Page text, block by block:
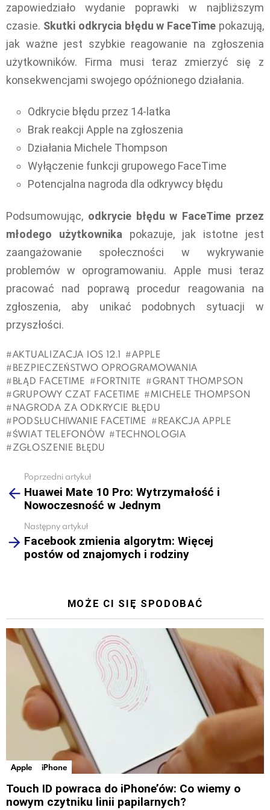
zapowiedziało wydanie poprawki w najbliższym
czasie. Skutki odkrycia błędu w FaceTime pokazują,
jak ważne jest szybkie reagowanie na zgłoszenia
użytkowników. Firma musi teraz zmierzyć się z
konsekwencjami swojego opóźnionego działania.
Odkrycie błędu przez 14-latka
Brak reakcji Apple na zgłoszenia
Działania Michele Thompson
Wyłączenie funkcji grupowego FaceTime
Potencjalna nagroda dla odkrywcy błędu
Podsumowując, odkrycie błędu w FaceTime przez
młodego użytkownika pokazuje, jak istotne jest
zaangażowanie społeczności w wykrywanie
problemów w oprogramowaniu. Apple musi teraz
pracować nad poprawą procedur reagowania na
zgłoszenia, aby unikać podobnych sytuacji w
przyszłości.
AKTUALIZACJA IOS 12.1
APPLE
BEZPIECZEŃSTWO OPROGRAMOWANIA
BŁĄD FACETIME
FORTNITE
GRANT THOMPSON
GRUPOWY CZAT FACETIME
MICHELE THOMPSON
NAGRODA ZA ODKRYCIE BŁĘDU
PODSŁUCHIWANIE FACETIME
REAKCJA APPLE
ŚWIAT TELEFONÓW
TECHNOLOGIA
ZGŁOSZENIE BŁĘDU
more
Poprzedni artykuł
Huawei Mate 10 Pro: Wytrzymałość i
Nowoczesność w Jednym
Następny artykuł
Facebook zmienia algorytm: Więcej
postów od znajomych i rodziny
MOŻE CI SIĘ SPODOBAĆ
Apple iPhone
Touch ID powraca do iPhone’ów: Co wiemy o
nowym czytniku linii papilarnych?